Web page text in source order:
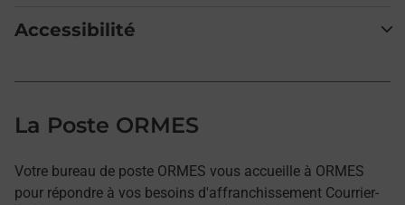
Accessibilité
La Poste ORMES
Votre bureau de poste ORMES vous accueille à ORMES
pour répondre à vos besoins d'affranchissement Courrier-